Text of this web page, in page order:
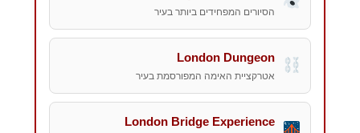
הסיורים המפחידים ביותר בעיר
London Dungeon
אטרקציית האימה המפורסמת בעיר
London Bridge Experience